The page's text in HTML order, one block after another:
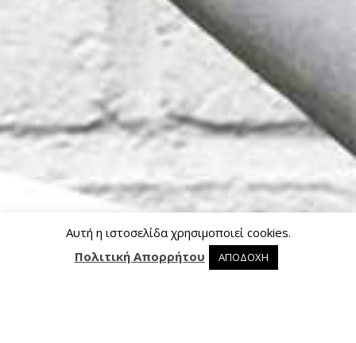
0 0 προϊόντα στο καλάθι
Αυτή η ιστοσελίδα χρησιμοποιεί cookies.
Πολιτική Απορρήτου
ΑΠΟΔΟΧΗ